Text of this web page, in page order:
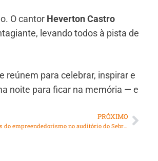
O cantor Heverton Castro
levando todos à pista de
reúnem para celebrar, inspirar e
noite para ficar na memória — e
PRÓXIMO
G10 reúne grandes nomes do empreendedorismo no auditório do Sebrae no Rio